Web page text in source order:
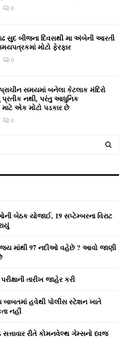
0
સુદ બીજના દિવસથી મા અંબેની આરતી
મોટો ફેરફાર
0
સમયમાં બનેલા કેટલાક મંદિરો
નથી, પરંતુ આધુનિક
એક મોટો પડકાર છે
0
C
બેઠક યોજાઈ, 19 સપ્ટેમ્બરના વિરાટ
માંથી 97 નદીઓ વહેછે ? આવો જાણી
તારીખ જાહેર કરી
બાબતમાં હવેથી પોલીસ સ્ટેશન ખાતે
નહીં
રીતે કોમનવેલ્થ ગેમ્સનો ધ્વજ